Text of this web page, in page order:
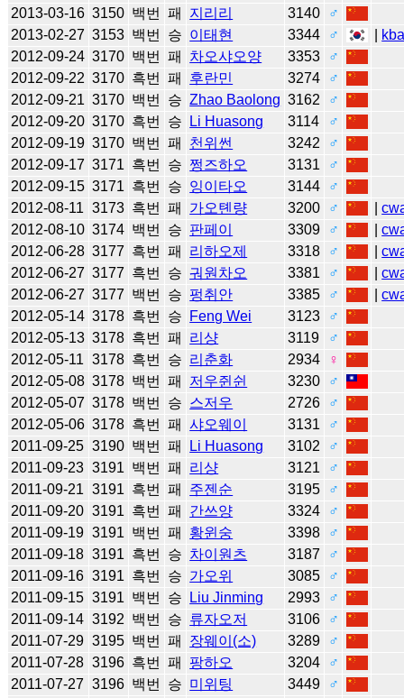
2013-03-16 3150 백번 패 지리리 3140
♂
2013-02-27 3153 백번 승 이태현 3344 ♂
2012-09-24 3170 백번 패 차오샤오양 3353
♂
2012-09-22 3170 흑번 패 후란민 3274
♂
2012-09-21 3170 백번 승 Zhao Baolong 3162
♂
2012-09-20 3170 흑번 승 Li Huasong 3114
♂
2012-09-19 3170 백번 패 천위썬 3242
♂
2012-09-17 3171 흑번 승 쩡즈하오 3131
♂
2012-09-15 3171 흑번 승 잉이타오 3144
♂
2012-08-11 3173 흑번 패 가오톈량 3200 ♂ |
2012-08-10 3174 백번 승 판페이 3309 ♂ |
2012-06-28 3177 흑번 패 리하오제 3318 ♂ |
2012-06-27 3177 흑번 승 궈원차오 3381 ♂ |
2012-06-27 3177 백번 승 펑취안 3385 ♂ |
2012-05-14 3178 흑번 승 Feng Wei 3123
♂
2012-05-13 3178 흑번 패 리샹 3119
♂
2012-05-11 3178 흑번 승 리춘화 2934
♀
2012-05-08 3178 백번 패 저우쥔쉰 3230
♂
2012-05-07 3178 백번 승 스저우 2726
♂
2012-05-06 3178 흑번 패 샤오웨이 3131
♂
2011-09-25 3190 백번 패 Li Huasong 3102
♂
2011-09-23 3191 백번 패 리샹 3121
♂
2011-09-21 3191 흑번 패 주젠순 3195
♂
2011-09-20 3191 흑번 패 간쓰양 3324
♂
2011-09-19 3191 백번 패 황윈숭 3398
♂
2011-09-18 3191 흑번 승 차이원츠 3187
♂
2011-09-16 3191 흑번 승 가오위 3085
♂
2011-09-15 3191 백번 승 Liu Jinming 2993
♂
2011-09-14 3192 백번 승 류자오저 3106
♂
2011-07-29 3195 백번 패 장웨이(소) 3289
♂
2011-07-28 3196 흑번 패 팡하오 3204
♂
2011-07-27 3196 백번 승 미위팅 3449
♂